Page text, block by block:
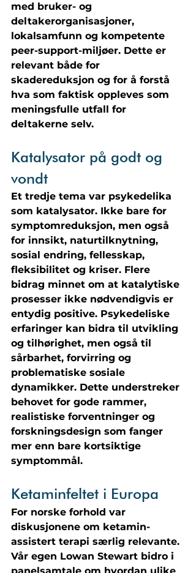
med bruker- og
deltakerorganisasjoner,
lokalsamfunn og kompetente
peer-support-miljøer. Dette er
relevant både for
skadereduksjon og for å forstå
hva som faktisk oppleves som
meningsfulle utfall for
deltakerne selv.
Katalysator på godt og
vondt
Et tredje tema var psykedelika
som katalysator. Ikke bare for
symptomreduksjon, men også
for innsikt, naturtilknytning,
sosial endring, fellesskap,
fleksibilitet og kriser. Flere
bidrag minnet om at katalytiske
prosesser ikke nødvendigvis er
entydig positive. Psykedeliske
erfaringer kan bidra til utvikling
og tilhørighet, men også til
sårbarhet, forvirring og
problematiske sosiale
dynamikker. Dette understreker
behovet for gode rammer,
realistiske forventninger og
forskningsdesign som fanger
mer enn bare kortsiktige
symptommål.
Ketaminfeltet i Europa
For norske forhold var
diskusjonene om ketamin-
assistert terapi særlig relevante.
Vår egen Lowan Stewart bidro i